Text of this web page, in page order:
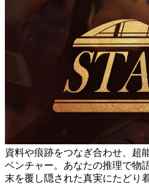
資料や痕跡をつなぎ合わせ、超
ベンチャー。あなたの推理で物
末を覆し隠された真実にたどり着